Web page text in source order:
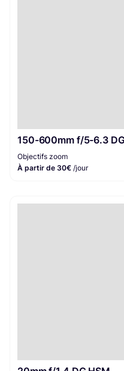
150-600mm f/5-6.3
Objectifs zoom
À partir de 30€ /jour